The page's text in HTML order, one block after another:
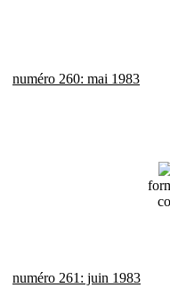
numéro 260: mai 1983
numéro 261: juin 1983